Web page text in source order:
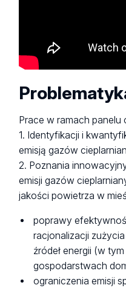
Prace w ramach panelu
1. Identyfikacji i
emisją gazów
2. Poznania
emisji gazów
jakości powietrza w
poprawy
racjonalizacji
źródeł energii (w
gospodarstwach
ograniczenia emisji